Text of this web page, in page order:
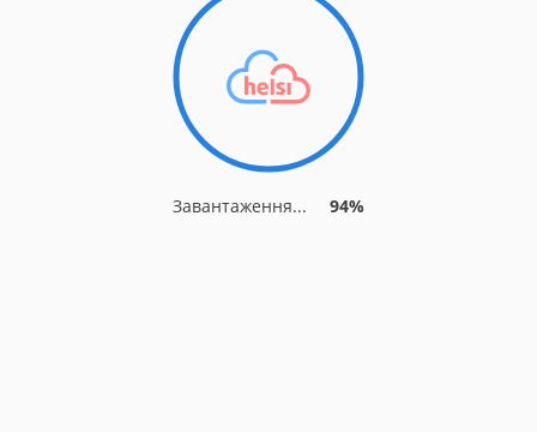
Завантаження... 94%